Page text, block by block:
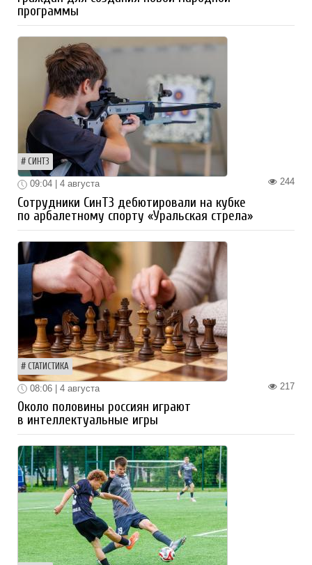
программы
СИНТЗ
244
09:04 | 4 августа
Сотрудники СинТЗ дебютировали на кубке
по арбалетному спорту «Уральская стрела»
СТАТИСТИКА
217
08:06 | 4 августа
Около половины россиян играют
в интеллектуальные игры